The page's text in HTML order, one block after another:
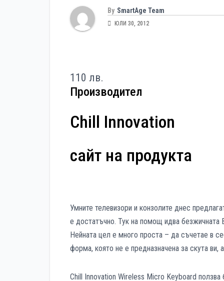
By SmartAge Team
ЮЛИ 30, 2012
110 лв.
Производител
Chill Innovation
сайт на продукта
Умните телевизори и конзолите днес
е достатъчно. Тук на помощ идва безжичната
Нейната цел е много проста – да съчетае в
форма, която не е предназначена за скута
Chill Innovation Wireless Micro Keyboard